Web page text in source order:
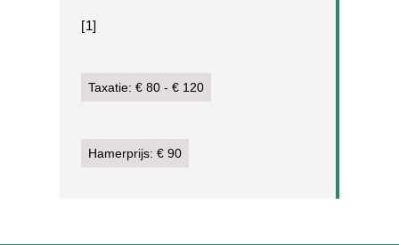
[1]
Taxatie: € 80 - € 120
Hamerprijs: € 90